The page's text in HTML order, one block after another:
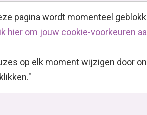
pagina wordt momenteel
hier om jouw cookie-voorkeuren
op elk moment wijzigen door